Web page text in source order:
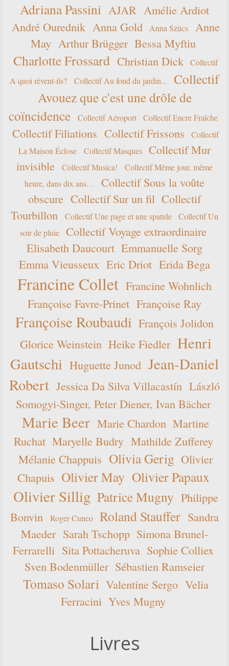
Adriana Passini AJAR Amélie Ardiot
André Ourednik Anna Gold Anna Szücs
Anne
May Arthur Brügger Bessa Myftiu
Charlotte Frossard Christian Dick
Collectif
A quoi rêvent-ils?
Collectif Au fond du jardin...
Collectif
Avouez que c'est une drôle de
coïncidence
Collectif Aéroport Collectif Encre Fraîche
Collectif Filiations Collectif Frissons
Collectif
La Maison Éclose
Collectif Masques
Collectif Mur
invisible
Collectif Musica!
Collectif Même jour, même
heure, dans dix ans…
Collectif Sous la voûte
obscure Collectif Sur un fil Collectif
Tourbillon
Collectif Une page et une spatule
Collectif Un
soir de pluie
Collectif Voyage extraordinaire
Elisabeth Daucourt Emmanuelle Sorg
Emma Vieusseux Eric Driot Erida Bega
Francine Collet Francine Wohnlich
Françoise Favre-Prinet Françoise Ray
Françoise Roubaudi François Jolidon
Glorice Weinstein Heike Fiedler Henri
Gautschi Huguette Junod Jean-Daniel
Robert Jessica Da Silva Villacastín László
Somogyi-Singer, Peter Diener, Ivan Bächer
Marie Beer Marie Chardon Martine
Ruchat Maryelle Budry Mathilde Zufferey
Mélanie Chappuis Olivia Gerig Olivier
Chapuis Olivier May Olivier Papaux
Olivier Sillig Patrice Mugny Philippe
Bonvin
Roger Cuneo Roland Stauffer Sandra
Maeder Sarah Tschopp Simona Brunel-
Ferrarelli Sita Pottacheruva Sophie Colliex
Sven Bodenmüller Sébastien Ramseier
Tomaso Solari Valentine Sergo Velia
Ferracini Yves Mugny
Livres